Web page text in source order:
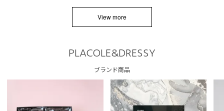
View more
PLACOLE&DRESSY
ブランド商品